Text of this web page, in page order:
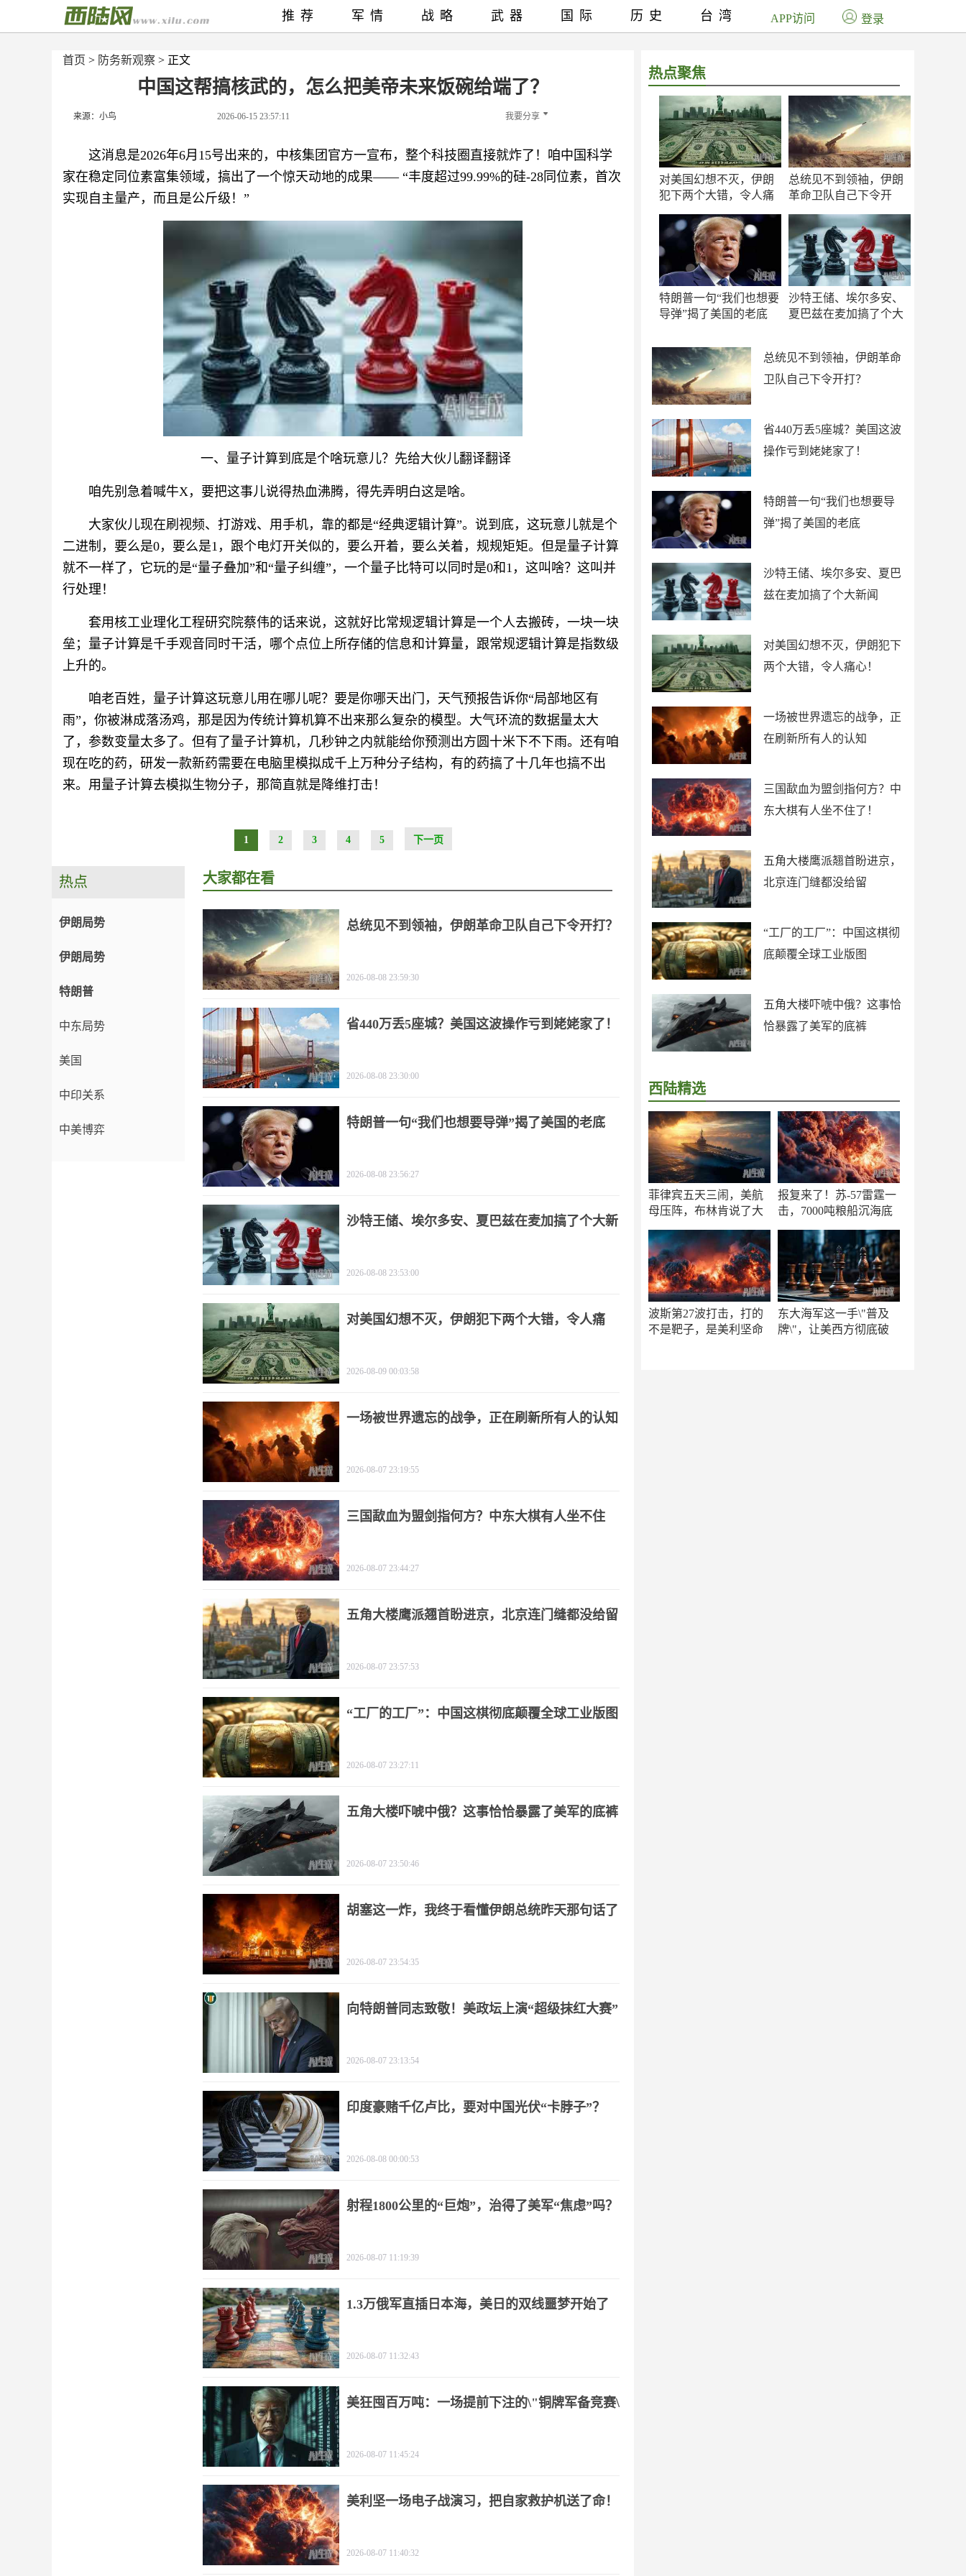
首页 > 防务新观察 > 正文
中国这帮搞核武的，怎么把美帝未来饭碗给端了？
来源：小鸟 2026-06-15 23:57:11 我要分享
这消息是2026年6月15号出来的，中核集团官方一宣布，整个科技圈直接就炸了！咱中国科学
家在稳定同位素富集领域，搞出了一个惊天动地的成果—— “丰度超过99.99%的硅-28同位素，首次
实现自主量产，而且是公斤级！”
一、量子计算到底是个啥玩意儿？先给大伙儿翻译翻译
咱先别急着喊牛X，要把这事儿说得热血沸腾，得先弄明白这是啥。
大家伙儿现在刷视频、打游戏、用手机，靠的都是“经典逻辑计算”。说到底，这玩意儿就是个
二进制，要么是0，要么是1，跟个电灯开关似的，要么开着，要么关着，规规矩矩。但是量子计算
就不一样了，它玩的是“量子叠加”和“量子纠缠”，一个量子比特可以同时是0和1，这叫啥？这叫并
行处理！
套用核工业理化工程研究院蔡伟的话来说，这就好比常规逻辑计算是一个人去搬砖，一块一块
垒；量子计算是千手观音同时干活，哪个点位上所存储的信息和计算量，跟常规逻辑计算是指数级
上升的。
咱老百姓，量子计算这玩意儿用在哪儿呢？要是你哪天出门，天气预报告诉你“局部地区有
雨”，你被淋成落汤鸡，那是因为传统计算机算不出来那么复杂的模型。大气环流的数据量太大
了，参数变量太多了。但有了量子计算机，几秒钟之内就能给你预测出方圆十米下不下雨。还有咱
现在吃的药，研发一款新药需要在电脑里模拟成千上万种分子结构，有的药搞了十几年也搞不出
来。用量子计算去模拟生物分子，那简直就是降维打击！
1 2 3 4 5 下一页
热点聚焦
对美国幻想不灭，伊朗
犯下两个大错，令人痛
总统见不到领袖，伊朗
革命卫队自己下令开
特朗普一句“我们也想要
导弹”揭了美国的老底
沙特王储、埃尔多安、
夏巴兹在麦加搞了个大
总统见不到领袖，伊朗革命
卫队自己下令开打？
省440万丢5座城？美国这波
操作亏到姥姥家了！
特朗普一句“我们也想要导
弹”揭了美国的老底
沙特王储、埃尔多安、夏巴
兹在麦加搞了个大新闻
对美国幻想不灭，伊朗犯下
两个大错，令人痛心！
一场被世界遗忘的战争，正
在刷新所有人的认知
三国歃血为盟剑指何方？中
东大棋有人坐不住了！
五角大楼鹰派翘首盼进京，
北京连门缝都没给留
“工厂的工厂”：中国这棋彻
底颠覆全球工业版图
五角大楼吓唬中俄？这事恰
恰暴露了美军的底裤
西陆精选
菲律宾五天三闹，美航
母压阵，布林肯说了大
报复来了！苏-57雷霆一
击，7000吨粮船沉海底
波斯第27波打击，打的
不是靶子，是美利坚命
东大海军这一手\"普及
牌\"，让美西方彻底破
推荐 军情 战略 武器 国际 历史 台湾 APP访问 登录
热点
伊朗局势
伊朗局势
特朗普
中东局势
美国
中印关系
中美博弈
大家都在看
总统见不到领袖，伊朗革命卫队自己下令开打？
2026-08-08 23:59:30
省440万丢5座城？美国这波操作亏到姥姥家了！
2026-08-08 23:30:00
特朗普一句“我们也想要导弹”揭了美国的老底
2026-08-08 23:56:27
沙特王储、埃尔多安、夏巴兹在麦加搞了个大新
2026-08-08 23:53:00
对美国幻想不灭，伊朗犯下两个大错，令人痛
2026-08-09 00:03:58
一场被世界遗忘的战争，正在刷新所有人的认知
2026-08-07 23:19:55
三国歃血为盟剑指何方？中东大棋有人坐不住
2026-08-07 23:44:27
五角大楼鹰派翘首盼进京，北京连门缝都没给留
2026-08-07 23:57:53
“工厂的工厂”：中国这棋彻底颠覆全球工业版图
2026-08-07 23:27:11
五角大楼吓唬中俄？这事恰恰暴露了美军的底裤
2026-08-07 23:50:46
胡塞这一炸，我终于看懂伊朗总统昨天那句话了
2026-08-07 23:54:35
向特朗普同志致敬！美政坛上演“超级抹红大赛”
2026-08-07 23:13:54
印度豪赌千亿卢比，要对中国光伏“卡脖子”？
2026-08-08 00:00:53
射程1800公里的“巨炮”，治得了美军“焦虑”吗？
2026-08-07 11:19:39
1.3万俄军直插日本海，美日的双线噩梦开始了
2026-08-07 11:32:43
美狂囤百万吨：一场提前下注的\"铜牌军备竞赛\"
2026-08-07 11:45:24
美利坚一场电子战演习，把自家救护机送了命！
2026-08-07 11:40:32